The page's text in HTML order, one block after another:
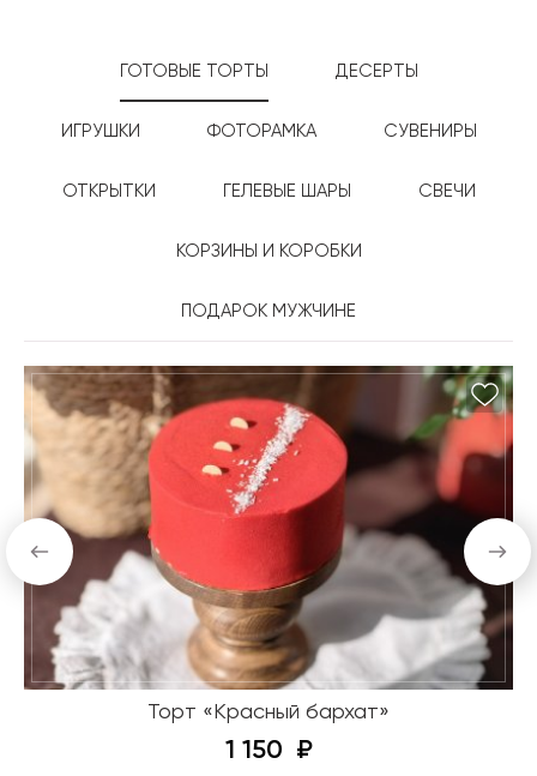
ГОТОВЫЕ ТОРТЫ ДЕСЕРТЫ
ИГРУШКИ ФОТОРАМКА СУВЕНИРЫ
ОТКРЫТКИ ГЕЛЕВЫЕ ШАРЫ СВЕЧИ
КОРЗИНЫ И КОРОБКИ
ПОДАРОК МУЖЧИНЕ
Торт «Красный бархат»
1 150